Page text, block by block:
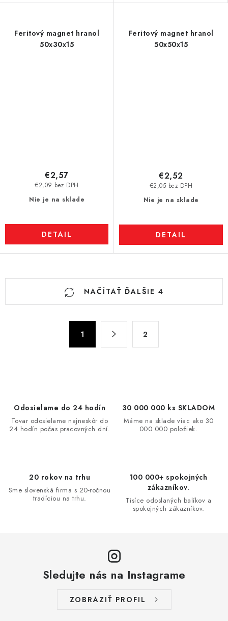
Feritový magnet hranol
50x30x15
Nie je na sklade
€2,09 bez DPH
€2,57
DETAIL
Feritový magnet hranol
50x50x15
Nie je na sklade
€2,05 bez DPH
€2,52
DETAIL
O
v
p
NAČÍTAŤ ĎALŠIE 4
a
1 2
Odosielame do 24 hodín
Tovar odosielame najneskôr do
24 hodín počas pracovných dní.
30 000 000 ks SKLADOM
Máme na sklade viac ako 30
000 000 položiek.
20 rokov na trhu
Sme slovenská firma s 20-ročnou
tradíciou na trhu.
100 000+ spokojných
zákazníkov.
Tisíce odoslaných balíkov a
spokojných zákazníkov.
Sledujte nás na Instagrame
ZOBRAZIŤ PROFIL